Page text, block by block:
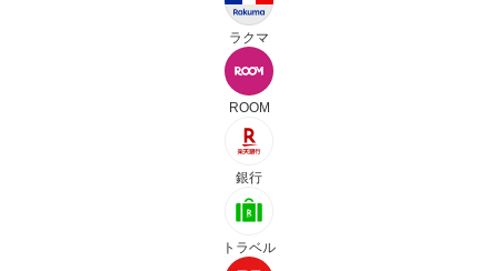
ラクマ
ROOM
銀行
トラベル